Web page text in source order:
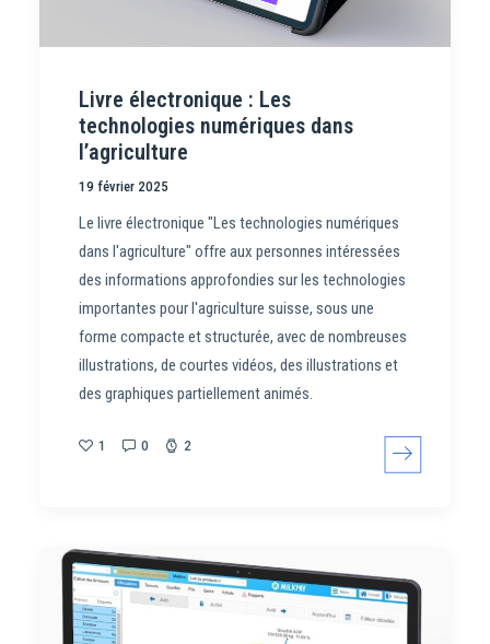
Livre électronique : Les
technologies numériques dans
l’agriculture
19 février 2025
Le livre électronique "Les technologies numériques
dans l'agriculture" offre aux personnes intéressées
des informations approfondies sur les technologies
importantes pour l'agriculture suisse, sous une
forme compacte et structurée, avec de nombreuses
illustrations, de courtes vidéos, des illustrations et
des graphiques partiellement animés.
1 0 2